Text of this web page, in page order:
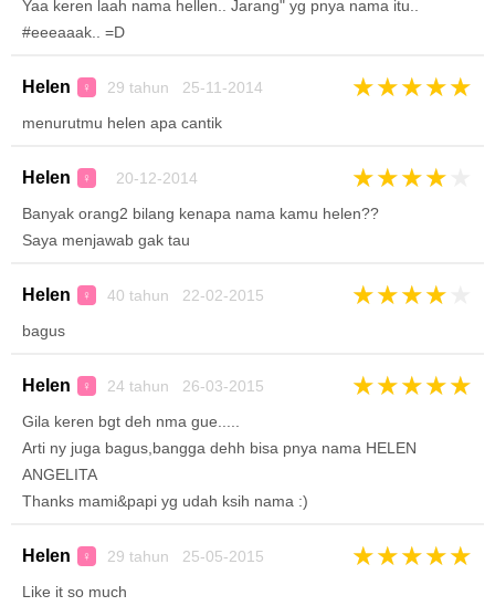
Yaa keren laah nama hellen.. Jarang" yg pnya nama itu..
#eeeaaak.. =D
Helen ♀ 29 tahun 25-11-2014 ★★★★★
menurutmu helen apa cantik
Helen ♀ 20-12-2014 ★★★★
Banyak orang2 bilang kenapa nama kamu helen??
Saya menjawab gak tau
Helen ♀ 40 tahun 22-02-2015 ★★★★
bagus
Helen ♀ 24 tahun 26-03-2015 ★★★★★
Gila keren bgt deh nma gue.....
Arti ny juga bagus,bangga dehh bisa pnya nama HELEN
ANGELITA
Thanks mami&papi yg udah ksih nama :)
Helen ♀ 29 tahun 25-05-2015 ★★★★★
Like it so much